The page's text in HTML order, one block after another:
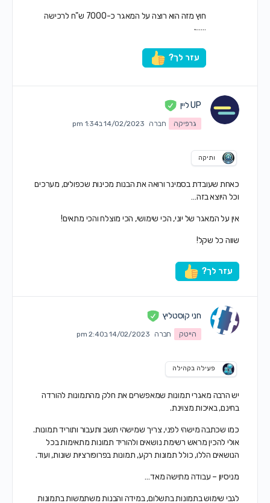
חוץ מזה הוא רוצה על המאגר כ-7000 ש"ח לרכישה
…….
עזר לך?
UP ליין
גרפיקה חברה 14/02/2023 ב1:34 pm
ותיקה
כאחת שעובדת בסמינר ורואה את הבנות מכינות שכפולים, מערכים
וכל היוצא בזה…
אין על המאגר של יוני, הכי שימושי, הכי מוצלח והכי מתאים!
שווה כל שקל!
עזר לך?
חני קוסטליץ
הייטק חברה 14/02/2023 ב2:40 pm
פעילה בקהילה
יש הרבה מאגרי תמונות שמאפשרים את חלק מהתמונות להורדה
בחינם, באיכות מצוינת.
כמו שכתבה מישהי לפני, צריך שמישהי תשב ותעבור ותוריד תמונות.
אולי להכין מראש רשימת נושאים ולהוריד תמונות מתאימות בכל
הנושאים הללו, כולל תמונות רקע, תמונות בפרופורציות שונות, ועוד.
מניסיון – עבודה מתישה מאד…
לגבי שימוש בתמונות בתשלום, במידה והבנות משתמשות בתמונות